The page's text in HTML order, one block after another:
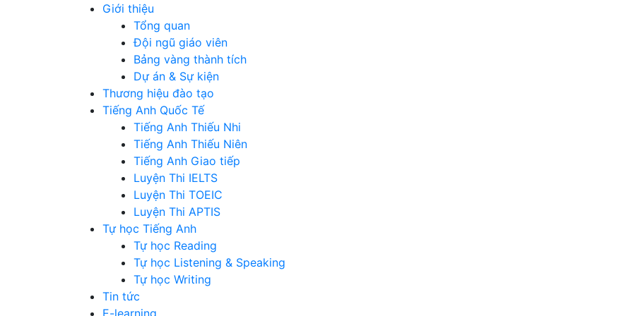
Giới thiệu
Tổng quan
Đội ngũ giáo viên
Bảng vàng thành tích
Dự án & Sự kiện
Thương hiệu đào tạo
Tiếng Anh Quốc Tế
Tiếng Anh Thiếu Nhi
Tiếng Anh Thiếu Niên
Tiếng Anh Giao tiếp
Luyện Thi IELTS
Luyện Thi TOEIC
Luyện Thi APTIS
Tự học Tiếng Anh
Tự học Reading
Tự học Listening & Speaking
Tự học Writing
Tin tức
E-learning